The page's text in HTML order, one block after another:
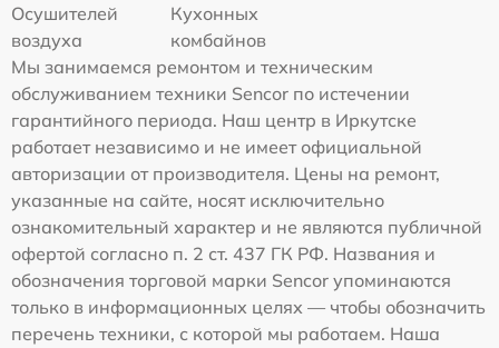
Осушителей
воздуха
Кухонных
комбайнов
Мы занимаемся ремонтом и техническим
обслуживанием техники Sencor по истечении
гарантийного периода. Наш центр в Иркутске
работает независимо и не имеет официальной
авторизации от производителя. Цены на ремонт,
указанные на сайте, носят исключительно
ознакомительный характер и не являются публичной
офертой согласно п. 2 ст. 437 ГК РФ. Названия и
обозначения торговой марки Sencor упоминаются
только в информационных целях — чтобы обозначить
перечень техники, с которой мы работаем. Наша